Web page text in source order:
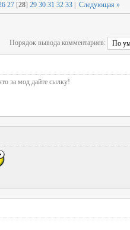
27 [28] 29 30 31 32 33 Следующая »
Порядок вывода комментариев:
за мод дайте сылку!